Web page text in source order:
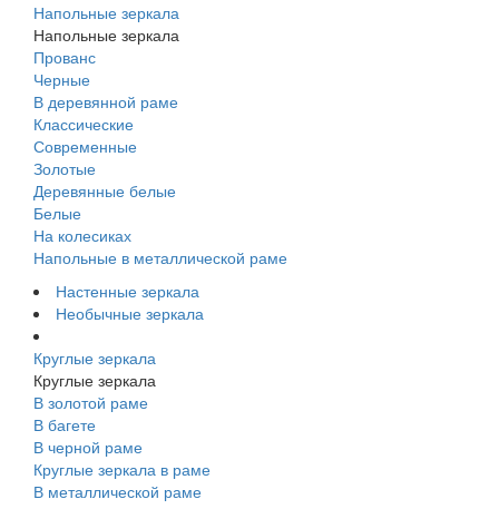
Напольные зеркала
Напольные зеркала
Прованс
Черные
В деревянной раме
Классические
Современные
Золотые
Деревянные белые
Белые
На колесиках
Напольные в металлической раме
Настенные зеркала
Необычные зеркала
Круглые зеркала
Круглые зеркала
В золотой раме
В багете
В черной раме
Круглые зеркала в раме
В металлической раме